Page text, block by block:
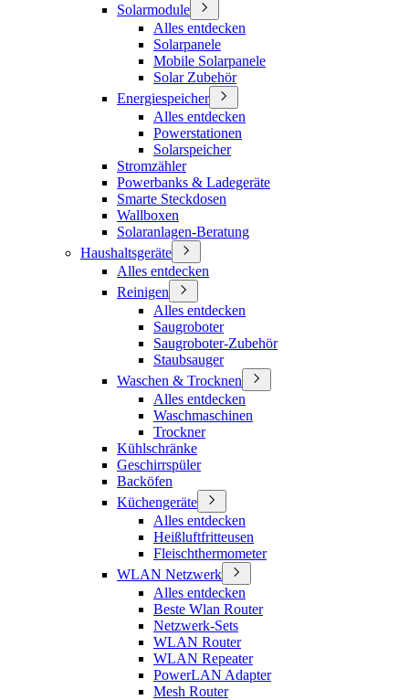
Solarmodule
Alles entdecken
Solarpanele
Mobile Solarpanele
Solar Zubehör
Energiespeicher
Alles entdecken
Powerstationen
Solarspeicher
Stromzähler
Powerbanks & Ladegeräte
Smarte Steckdosen
Wallboxen
Solaranlagen-Beratung
Haushaltsgeräte
Alles entdecken
Reinigen
Alles entdecken
Saugroboter
Saugroboter-Zubehör
Staubsauger
Waschen & Trocknen
Alles entdecken
Waschmaschinen
Trockner
Kühlschränke
Geschirrspüler
Backöfen
Küchengeräte
Alles entdecken
Heißluftfritteusen
Fleischthermometer
WLAN Netzwerk
Alles entdecken
Beste Wlan Router
Netzwerk-Sets
WLAN Router
WLAN Repeater
PowerLAN Adapter
Mesh Router